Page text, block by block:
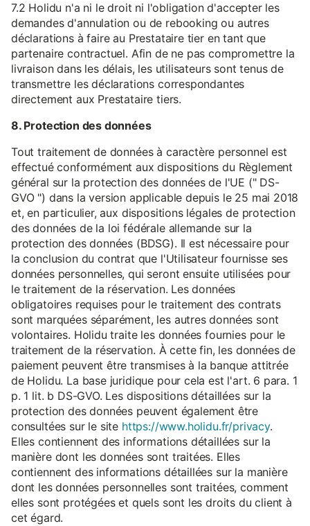
7.2 Holidu n'a ni le droit ni l'obligation d'accepter les
demandes d'annulation ou de rebooking ou autres
déclarations à faire au Prestataire tier en tant que
partenaire contractuel. Afin de ne pas compromettre la
livraison dans les délais, les utilisateurs sont tenus de
transmettre les déclarations correspondantes
directement aux Prestataire tiers.
8. Protection des données
Tout traitement de données à caractère personnel est
effectué conformément aux dispositions du Règlement
général sur la protection des données de l'UE (" DS-
GVO ") dans la version applicable depuis le 25 mai 2018
et, en particulier, aux dispositions légales de protection
des données de la loi fédérale allemande sur la
protection des données (BDSG). Il est nécessaire pour
la conclusion du contrat que l'Utilisateur fournisse ses
données personnelles, qui seront ensuite utilisées pour
le traitement de la réservation. Les données
obligatoires requises pour le traitement des contrats
sont marquées séparément, les autres données sont
volontaires. Holidu traite les données fournies pour le
traitement de la réservation. À cette fin, les données de
paiement peuvent être transmises à la banque attitrée
de Holidu. La base juridique pour cela est l'art. 6 para. 1
p. 1 lit. b DS-GVO. Les dispositions détaillées sur la
protection des données peuvent également être
consultées sur le site https://www.holidu.fr/privacy.
Elles contiennent des informations détaillées sur la
manière dont les données sont traitées. Elles
contiennent des informations détaillées sur la manière
dont les données personnelles sont traitées, comment
elles sont protégées et quels sont les droits du client à
cet égard.